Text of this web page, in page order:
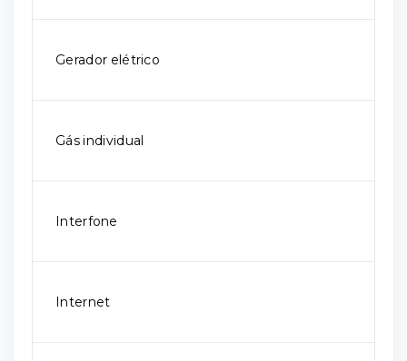
Gerador elétrico
Gás individual
Interfone
Internet